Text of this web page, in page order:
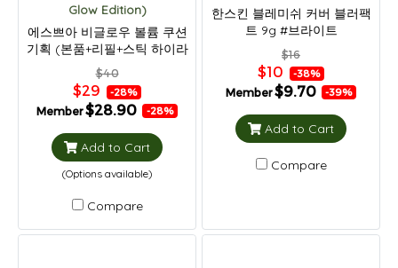
Glow Edition)
에스쁘아 비글로우 볼륨 쿠션
기획 (본품+리필+스틱 하이라
이터 키링)
$40
$29 -28%
Member$28.90 -28%
Add to Cart
(Options available)
Compare
한스킨 블레미쉬 커버 블러팩
트 9g #브라이트
$16
$10 -38%
Member$9.70 -39%
Add to Cart
Compare